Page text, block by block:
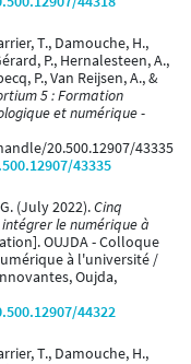
T., Damouche, H.,
P., Hernalesteen, A.,
P., Van Reijsen, A., &
5 : Formation
et numérique -
20.500.12907/43335
43335
(July 2022).Cinq
le numérique à
OUJDA - Colloque
à l'université /
Oujda,
44322
T., Damouche, H.,